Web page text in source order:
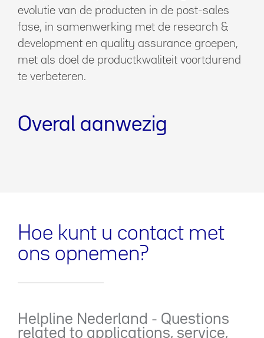
evolutie van de producten in de post-sales
fase, in samenwerking met de research &
development en quality assurance groepen,
met als doel de productkwaliteit voortdurend
te verbeteren.
Overal aanwezig
Hoe kunt u contact met
ons opnemen?
Helpline Nederland - Questions
related to applications, service,